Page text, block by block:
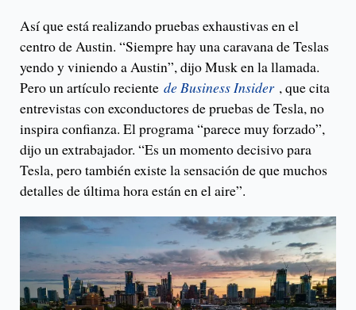
Así que está realizando pruebas exhaustivas en el
centro de Austin. “Siempre hay una caravana de Teslas
yendo y viniendo a Austin”, dijo Musk en la llamada.
Pero un artículo reciente de Business Insider, que cita
entrevistas con exconductores de pruebas de Tesla, no
inspira confianza. El programa “parece muy forzado”,
dijo un extrabajador. “Es un momento decisivo para
Tesla, pero también existe la sensación de que muchos
detalles de última hora están en el aire”.